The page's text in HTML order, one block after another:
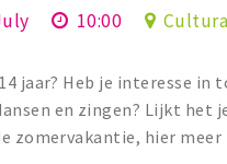
10:00
jaar? Heb je interesse in
en zingen? Lijkt het
zomervakantie, hier meer